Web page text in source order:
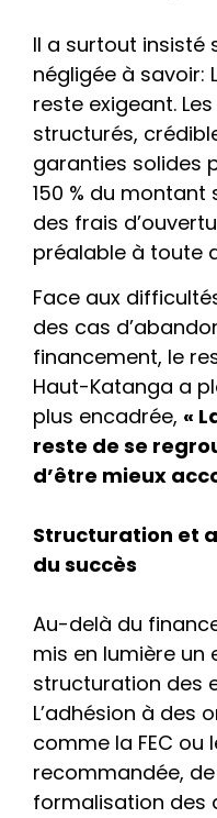
Il a surtout insisté
négligée à savoir:
reste exigeant.
structurés,
garanties solides
150 % du montant
des frais
préalable à toute
Face aux
des cas
financement, le
Haut-Katanga a
plus encadrée, «
reste de se
d’être mieux
Structuration et
du succès
Au-delà du
mis en lumière un
structuration des
L’adhésion à des
comme la FEC ou
recommandée,
formalisation des